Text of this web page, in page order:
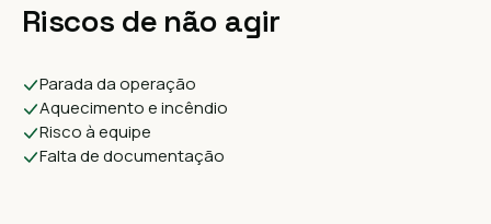
Riscos de não agir
Parada da operação
Aquecimento e incêndio
Risco à equipe
Falta de documentação